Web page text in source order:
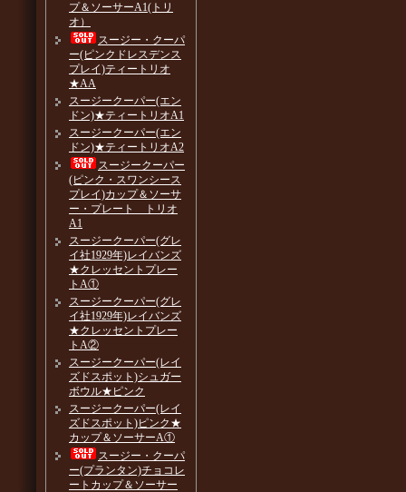
プ＆ソーサーA1(トリ
オ）
スージー・クーパ
ー(ピンクドレスデンス
プレイ)ティートリオ
★AA
スージークーパー(エン
ドン)★ティートリオA1
スージークーパー(エン
ドン)★ティートリオA2
スージークーパー
(ピンク・スワンシース
プレイ)カップ＆ソーサ
ー・プレート トリオ
A1
スージークーパー(グレ
イ社1929年)レイバンズ
★クレッセントプレー
トA①
スージークーパー(グレ
イ社1929年)レイバンズ
★クレッセントプレー
トA②
スージークーパー(レイ
ズドスポット)シュガー
ボウル★ピンク
スージークーパー(レイ
ズドスポット)ピンク★
カップ＆ソーサーA①
スージー・クーパ
ー(プランタン)チョコレ
ートカップ＆ソーサー